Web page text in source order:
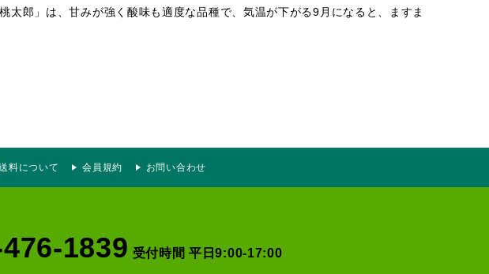
太郎」は、甘みが強く酸味も適度な品種で、気温が下がる9月になると、ますま
料について 会員規約 お問い合わせ
1839 受付時間 平日9:00-17:00